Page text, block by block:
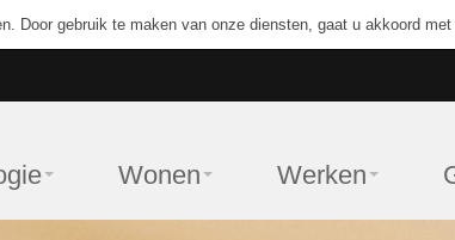
Door gebruik te maken van onze diensten, gaat u akkoord
Wonen Werken